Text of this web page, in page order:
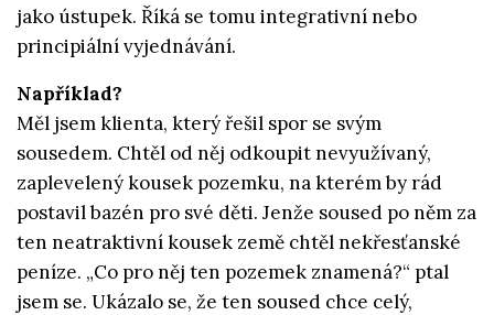
jako ústupek. Říká se tomu integrativní nebo
principiální vyjednávání.
Například?
Měl jsem klienta, který řešil spor se svým
sousedem. Chtěl od něj odkoupit nevyužívaný,
zaplevelený kousek pozemku, na kterém by rád
postavil bazén pro své děti. Jenže soused po něm za
ten neatraktivní kousek země chtěl nekřesťanské
peníze. „Co pro něj ten pozemek znamená?“ ptal
jsem se. Ukázalo se, že ten soused chce celý,